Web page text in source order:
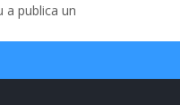
a publica un